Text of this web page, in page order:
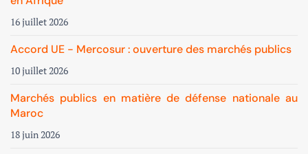
16 juillet 2026
Accord UE - Mercosur : ouverture des marchés publics
10 juillet 2026
Marchés publics en matière de défense nationale au
Maroc
18 juin 2026